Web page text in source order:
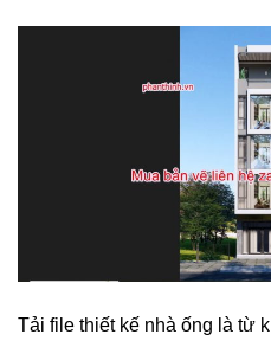
Tải file thiết kế nhà ống là từ